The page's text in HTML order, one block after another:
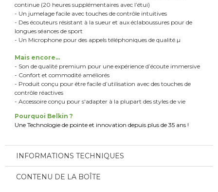
continue (20 heures supplémentaires avec l’étui)
- Un jumelage facile avec touches de contrôle intuitives
- Des écouteurs résistant à la sueur et aux éclaboussures pour de
longues séances de sport
- Un Microphone pour des appels téléphoniques de qualité.µ
Mais encore...
- Son de qualité premium pour une expérience d’écoute immersive
- Confort et commodité améliorés
- Produit conçu pour être facile d’utilisation avec des touches de
contrôle réactives
- Accessoire conçu pour s'adapter à la plupart des styles de vie
Pourquoi Belkin ?
Une Technologie de pointe et innovation depuis plus de 35 ans !
INFORMATIONS TECHNIQUES
CONTENU DE LA BOÎTE